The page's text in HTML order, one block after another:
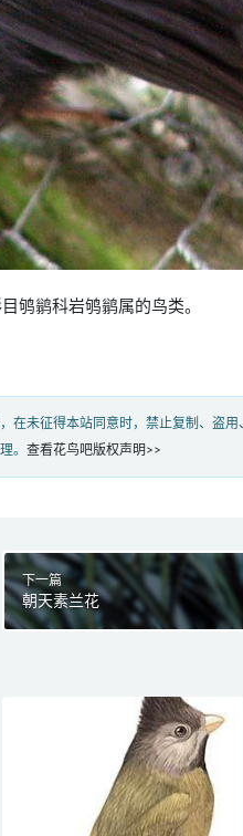
鸲鹟科岩鸲鹟属的鸟类。
在未征得本站同意时，禁止复制、盗
。 查看花鸟吧版权声明>>
下一篇
朝天素兰花